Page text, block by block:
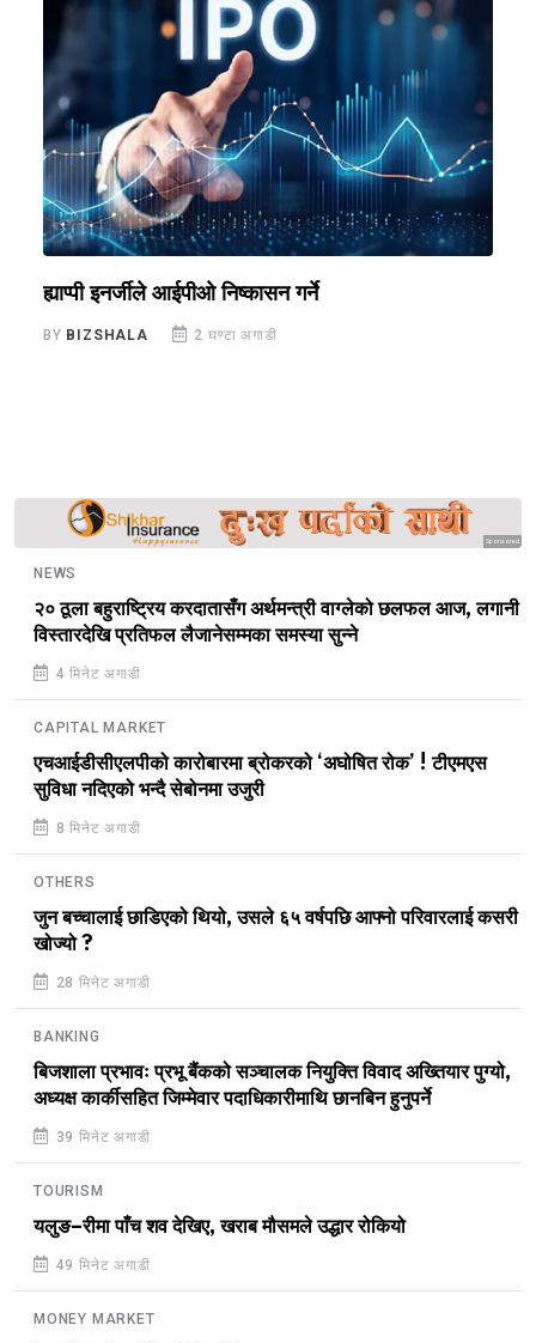
ह्याप्पी इनर्जीले आईपीओ निष्कासन गर्ने
BY BIZSHALA 2 घण्टा अगाडी
Sponsored
NEWS
२० ठूला बहुराष्ट्रिय करदातासँग अर्थमन्त्री वाग्लेको छलफल आज, लगानी
विस्तारदेखि प्रतिफल लैजानेसम्मका समस्या सुन्ने
4 मिनेट अगाडी
CAPITAL MARKET
एचआईडीसीएलपीको कारोबारमा ब्रोकरको ‘अघोषित रोक’ ! टीएमएस
सुविधा नदिएको भन्दै सेबोनमा उजुरी
8 मिनेट अगाडी
OTHERS
जुन बच्चालाई छाडिएको थियो, उसले ६५ वर्षपछि आफ्नो परिवारलाई कसरी
खोज्यो ?
28 मिनेट अगाडी
BANKING
बिजशाला प्रभावः प्रभू बैंकको सञ्चालक नियुक्ति विवाद अख्तियार पुग्यो,
अध्यक्ष कार्कीसहित जिम्मेवार पदाधिकारीमाथि छानबिन हुनुपर्ने
39 मिनेट अगाडी
TOURISM
यलुङ–रीमा पाँच शव देखिए, खराब मौसमले उद्धार रोकियो
49 मिनेट अगाडी
MONEY MARKET